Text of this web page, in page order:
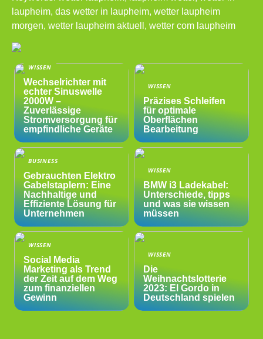
laupheim, das wetter in laupheim, wetter laupheim
morgen, wetter laupheim aktuell, wetter com laupheim
WISSEN
Wechselrichter mit
echter Sinuswelle
2000W –
Zuverlässige
Stromversorgung für
empfindliche Geräte
WISSEN
Präzises Schleifen
für optimale
Oberflächen
Bearbeitung
BUSINESS
Gebrauchten Elektro
Gabelstaplern: Eine
Nachhaltige und
Effiziente Lösung für
Unternehmen
WISSEN
BMW i3 Ladekabel:
Unterschiede, tipps
und was sie wissen
müssen
WISSEN
Social Media
Marketing als Trend
der Zeit auf dem Weg
zum finanziellen
Gewinn
WISSEN
Die
Weihnachtslotterie
2023: El Gordo in
Deutschland spielen